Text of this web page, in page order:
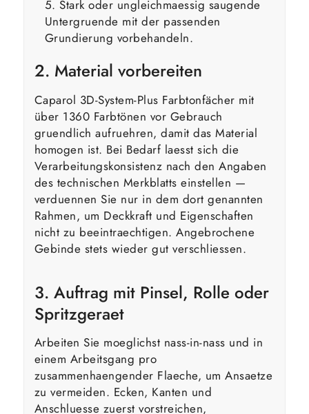
Stark oder ungleichmaessig saugende
Untergruende mit der passenden
Grundierung vorbehandeln.
2. Material vorbereiten
Caparol 3D-System-Plus Farbtonfächer mit
über 1360 Farbtönen vor Gebrauch
gruendlich aufruehren, damit das Material
homogen ist. Bei Bedarf laesst sich die
Verarbeitungskonsistenz nach den Angaben
des technischen Merkblatts einstellen —
verduennen Sie nur in dem dort genannten
Rahmen, um Deckkraft und Eigenschaften
nicht zu beeintraechtigen. Angebrochene
Gebinde stets wieder gut verschliessen.
3. Auftrag mit Pinsel, Rolle oder
Spritzgeraet
Arbeiten Sie moeglichst nass-in-nass und in
einem Arbeitsgang pro
zusammenhaengender Flaeche, um Ansaetze
zu vermeiden. Ecken, Kanten und
Anschluesse zuerst vorstreichen,